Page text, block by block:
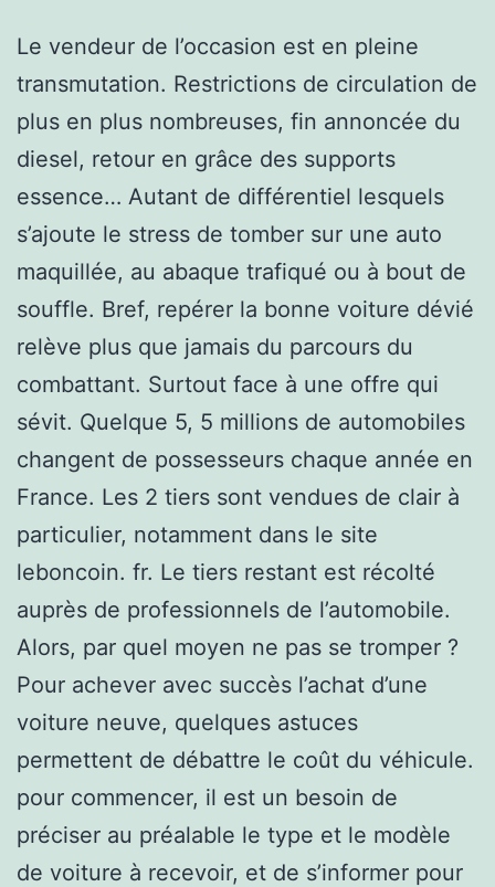
Le vendeur de l’occasion est en pleine
transmutation. Restrictions de circulation de
plus en plus nombreuses, fin annoncée du
diesel, retour en grâce des supports
essence… Autant de différentiel lesquels
s’ajoute le stress de tomber sur une auto
maquillée, au abaque trafiqué ou à bout de
souffle. Bref, repérer la bonne voiture dévié
relève plus que jamais du parcours du
combattant. Surtout face à une offre qui
sévit. Quelque 5, 5 millions de automobiles
changent de possesseurs chaque année en
France. Les 2 tiers sont vendues de clair à
particulier, notamment dans le site
leboncoin. fr. Le tiers restant est récolté
auprès de professionnels de l’automobile.
Alors, par quel moyen ne pas se tromper ?
Pour achever avec succès l’achat d’une
voiture neuve, quelques astuces
permettent de débattre le coût du véhicule.
pour commencer, il est un besoin de
préciser au préalable le type et le modèle
de voiture à recevoir, et de s’informer pour